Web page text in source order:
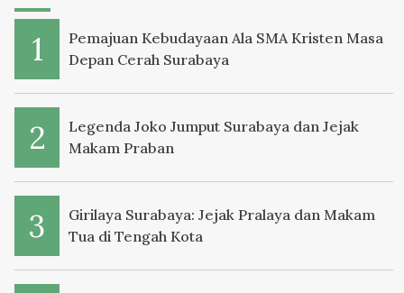
Pemajuan Kebudayaan Ala SMA Kristen Masa
Depan Cerah Surabaya
Legenda Joko Jumput Surabaya dan Jejak
Makam Praban
Girilaya Surabaya: Jejak Pralaya dan Makam
Tua di Tengah Kota